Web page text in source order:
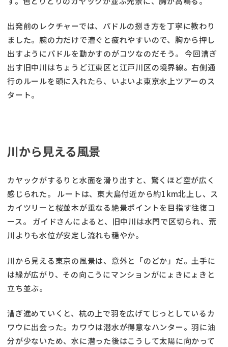
出発前のレクチャーでは、パドルの捌き方を丁寧に教わり
ました。腕の力だけで漕ぐと疲れやすいので、胸から押し
出すようにパドルを動かすのがコツなのだそう。 今回漕ぎ
出す旧中川はちょうど江東区と江戸川区の境界線。右側通
行のルールを頭に入れたら、いよいよ東京水上ツアーのス
タート。
川から見える風景
カヤックがするりと水面を滑り出すと、驚くほど空が広く
感じられた。 ルートは、東大島付近から約1km北上し、ス
カイツリーと桜並木が重なる絶景ポイントを目指す往復コ
ース。 ガイドさんによると、旧中川は水門で区切られ、荒
川よりも水位が安定し流れも穏やか。
川から見える東京の風景は、意外と「のどか」だ。土手に
は緑が広がり、その向こうにマンションがにょきにょきと
立ち並ぶ。
漕ぎ進めていくと、杭の上で羽を広げてじっとしているカ
ワウに出会った。カワウは潜水が得意なハンター。羽に油
分が少ないため、水に潜った後はこうして太陽に向かって